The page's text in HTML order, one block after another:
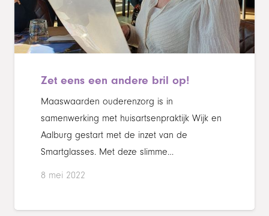
Zet eens een andere bril op!
Maaswaarden ouderenzorg is in
samenwerking met huisartsenpraktijk Wijk en
Aalburg gestart met de inzet van de
Smartglasses. Met deze slimme…
8 mei 2022